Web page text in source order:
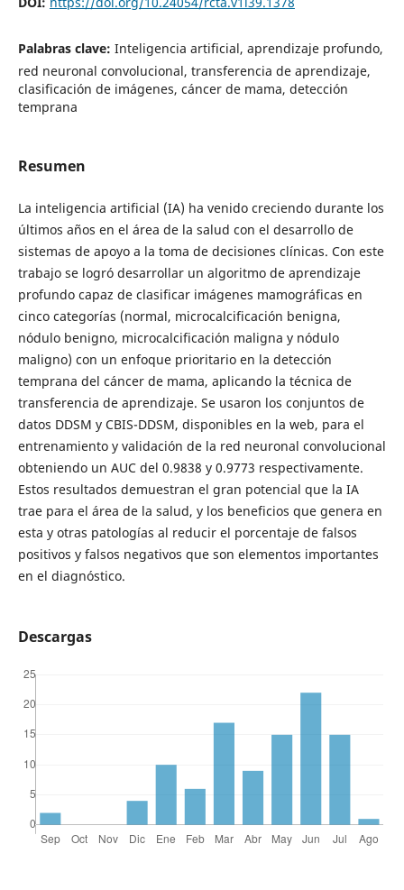
Palabras clave: Inteligencia artificial, aprendizaje profundo,
red neuronal convolucional, transferencia de aprendizaje,
clasificación de imágenes, cáncer de mama, detección
temprana
Resumen
La inteligencia artificial (IA) ha venido creciendo durante los
últimos años en el área de la salud con el desarrollo de
sistemas de apoyo a la toma de decisiones clínicas. Con este
trabajo se logró desarrollar un algoritmo de aprendizaje
profundo capaz de clasificar imágenes mamográficas en
cinco categorías (normal, microcalcificación benigna,
nódulo benigno, microcalcificación maligna y nódulo
maligno) con un enfoque prioritario en la detección
temprana del cáncer de mama, aplicando la técnica de
transferencia de aprendizaje. Se usaron los conjuntos de
datos DDSM y CBIS-DDSM, disponibles en la web, para el
entrenamiento y validación de la red neuronal convolucional
obteniendo un AUC del 0.9838 y 0.9773 respectivamente.
Estos resultados demuestran el gran potencial que la IA
trae para el área de la salud, y los beneficios que genera en
esta y otras patologías al reducir el porcentaje de falsos
positivos y falsos negativos que son elementos importantes
en el diagnóstico.
Descargas